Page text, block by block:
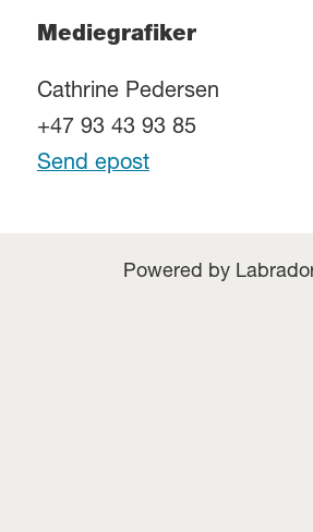
Mediegrafiker
Cathrine Pedersen
+47 93 43 93 85
Send epost
Powered by